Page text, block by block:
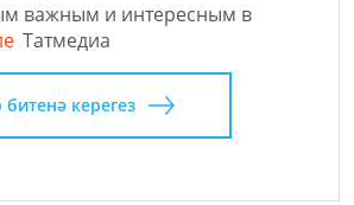
важным и интересным в
Татмедиа
керегез